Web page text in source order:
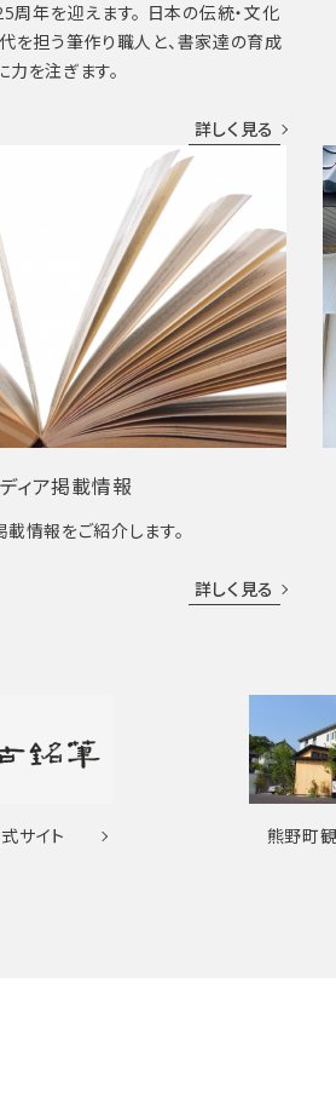
周年を迎えます。 日本の伝統・文化
代を担う筆作り職人と、書家達の育成
力を注ぎます。
詳しく見る
ィア掲載情報
載情報をご紹介します。
詳しく見る
サイト 熊野町